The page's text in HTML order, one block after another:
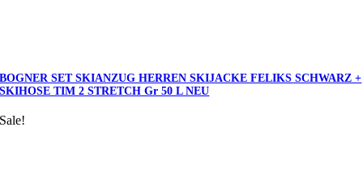
BOGNER SET SKIANZUG HERREN SKIJACKE FELIKS SCHWARZ +
SKIHOSE TIM 2 STRETCH Gr 50 L NEU
Sale!